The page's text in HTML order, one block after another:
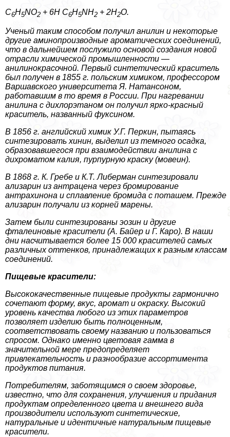
C6H5NO2 + 6H C6H5NH2 + 2H2O.
Ученый таким способом получил анилин и некоторые
другие аминопроизводные ароматических соединений,
что в дальнейшем послужило основой создания новой
отрасли химической промышленности —
анилинокрасочной. Первый синтетический краситель
был получен в 1855 г. польским химиком, профессором
Варшавского университета Я. Натансоном,
работавшим в то время в России. При нагревании
анилина с дихлорэтаном он получил ярко-красный
краситель, названный фуксином.
В 1856 г. английский химик У.Г. Перкин, пытаясь
синтезировать хинин, выделил из темного осадка,
образовавшегося при взаимодействии анилина с
дихроматом калия, пурпурную краску (мовеин).
В 1868 г. К. Гребе и К.Т. Либерман синтезировали
ализарин из антрацена через бромирование
антрахинона и сплавление бромида с поташем. Прежде
ализарин получали из корней марены.
Затем были синтезированы эозин и другие
фталеиновые красители (А. Байер и Г. Каро). В наши
дни насчитывается более 15 000 красителей самых
различных оттенков, принадлежащих к разным классам
соединений.
Пищевые красители:
Высококачественные пищевые продукты гармонично
сочетают форму, вкус, аромат и окраску. Высокий
уровень качества любого из этих параметров
позволяет изделию быть полноценным,
соответствовать своему названию и пользоваться
спросом. Однако именно цветовая гамма в
значительной мере предопределяет
привлекательность и разнообразие ассортимента
продуктов питания.
Потребителям, заботящимся о своем здоровье,
известно, что для сохранения, улучшения и придания
продуктам определенного цвета и внешнего вида
производители используют синтетические,
натуральные и идентичные натуральным пищевые
красители.